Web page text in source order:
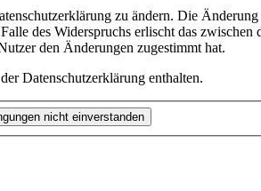
zu ändern. Die
des Widerspruchs erlischt das
den Änderungen zugestimmt hat.
Datenschutzerklärung enthalten.